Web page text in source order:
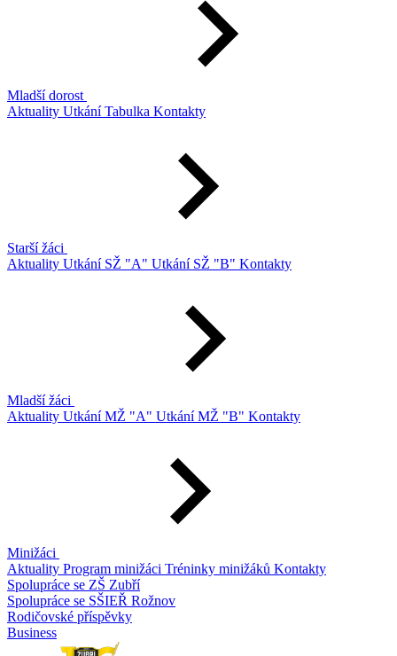
Mladší dorost
Aktuality UtkáníTabulka Kontakty
Starší žáci
Aktuality Utkání SŽ "A" Utkání SŽ "B" Kontakty
Mladší žáci
Aktuality Utkání MŽ "A" Utkání MŽ "B" Kontakty
Minižáci
Aktuality Program minižáci Tréninky minižáků Kontakty
Spolupráce se ZŠ Zubří
Spolupráce se SŠIEŘ Rožnov
Rodičovské příspěvky
Business